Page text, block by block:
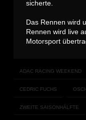
sicherte.
Das Rennen wird
Rennen wird live
Motorsport
ADAC RACING WEEKEND
CEDRIC FUCHS
ZWEITE SAISONHÄLFTE